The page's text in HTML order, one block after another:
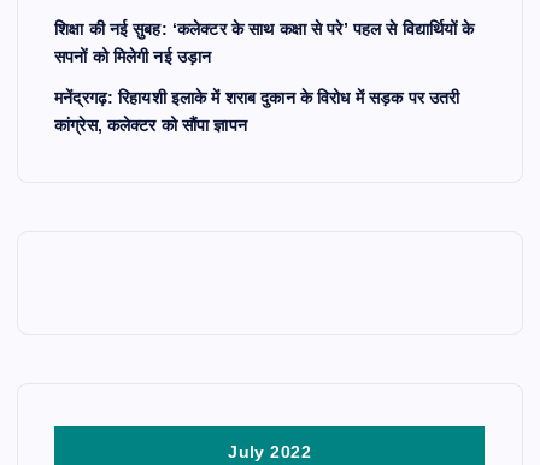
शिक्षा की नई सुबह: ‘कलेक्टर के साथ कक्षा से परे’ पहल से विद्यार्थियों के
सपनों को मिलेगी नई उड़ान
मनेंद्रगढ़: रिहायशी इलाके में शराब दुकान के विरोध में सड़क पर उतरी
कांग्रेस, कलेक्टर को सौंपा ज्ञापन
July 2022